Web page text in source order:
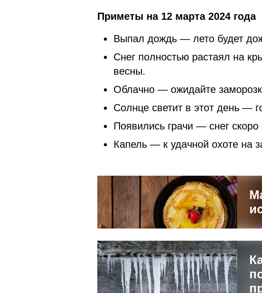
Приметы на 12 марта 2024 года
Выпал дождь — лето будет
Снег полностью растаял на
весны.
Облачно — ожидайте
Солнце светит в этот день —
Появились грачи — снег скоро
Капель — к удачной охоте на